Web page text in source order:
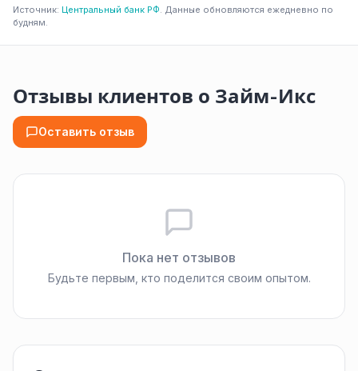
Источник: Центральный банк РФ. Данные обновляются ежедневно по
будням.
Отзывы клиентов о Займ-Икс
Оставить отзыв
Пока нет отзывов
Будьте первым, кто поделится своим опытом.